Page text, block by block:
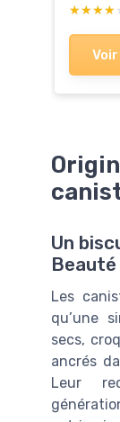
Un
Beauté
Les
qu’une
secs,
ancrés
Leur